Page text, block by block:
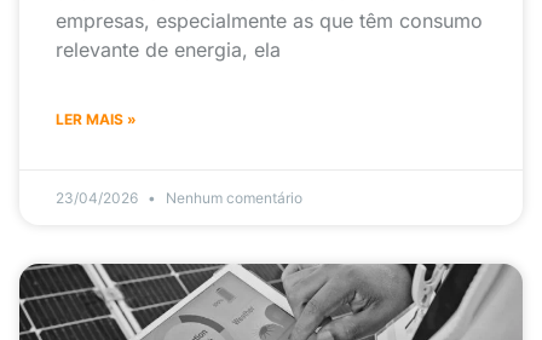
empresas, especialmente as que têm consumo
relevante de energia, ela
LER MAIS »
23/04/2026 Nenhum comentário